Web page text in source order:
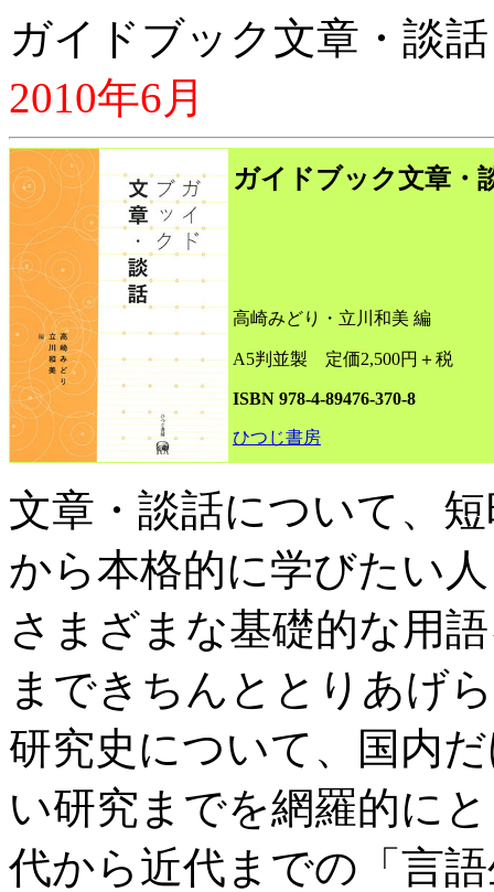
ガイドブック文章・談
2010年6月
ガイドブック文章・
高崎みどり・立川和美 編
A5判並製 定価2,500円＋税
ISBN 978-4-89476-370-8
ひつじ書房
文章・談話について、
から本格的に学びたい
さまざまな基礎的な用
まできちんととりあげ
研究史について、国内
い研究までを網羅的に
代から近代までの「言